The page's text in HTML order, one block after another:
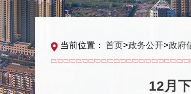
当前位置： 首页>政务公开>政府
12月